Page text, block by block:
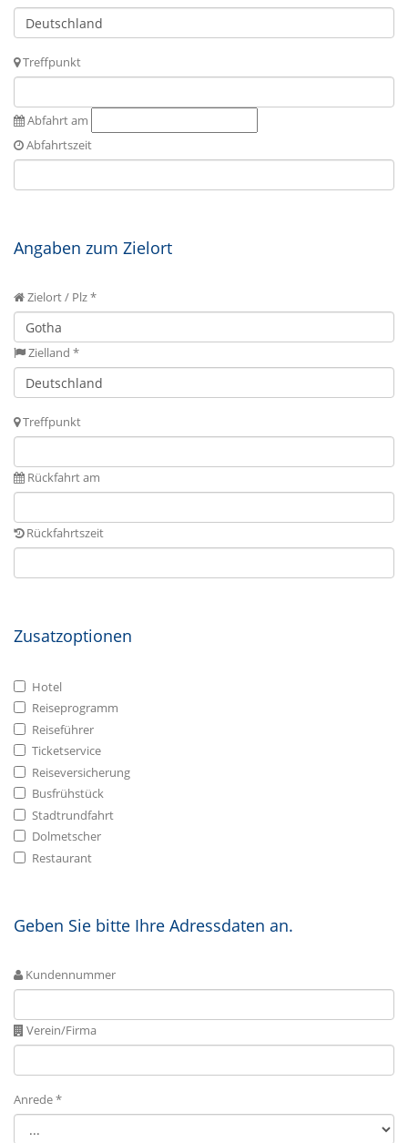
Treffpunkt
Abfahrt am
Abfahrtszeit
Angaben zum Zielort
Zielort / Plz *
Zielland *
Treffpunkt
Rückfahrt am
Rückfahrtszeit
Zusatzoptionen
Hotel
Reiseprogramm
Reiseführer
Ticketservice
Reiseversicherung
Busfrühstück
Stadtrundfahrt
Dolmetscher
Restaurant
Geben Sie bitte Ihre Adressdaten an.
Kundennummer
Verein/Firma
Anrede *